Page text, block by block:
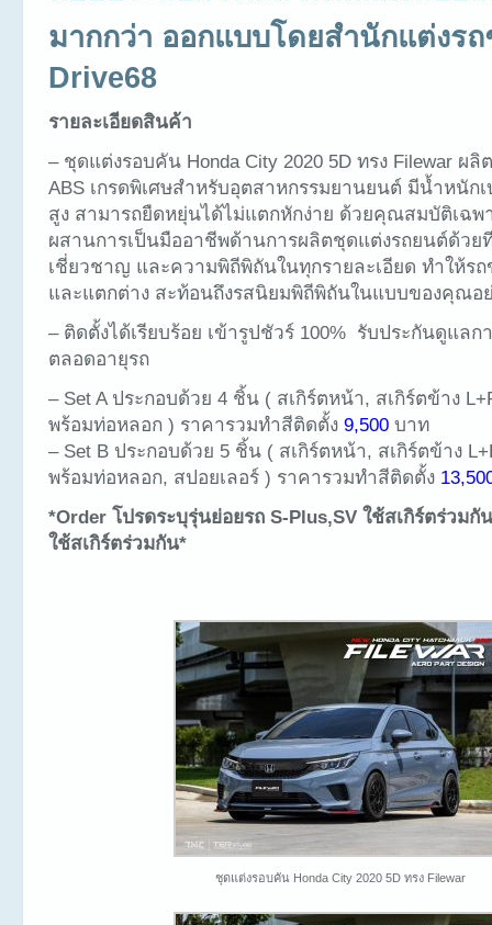
มากกว่า ออกแบบโดยสำนักแต่งร
Drive68
รายละเอียดสินค้า
– ชุดแต่งรอบคัน Honda City 2020 5D ทรง Filewar ผ
ABS เกรดพิเศษสำหรับอุตสาหกรรมยานยนต์ มีน้ำหนัก
สูง สามารถยืดหยุ่นได้ไม่แตกหักง่าย ด้วยคุณสมบัติเฉ
ผสานการเป็นมืออาชีพด้านการผลิตชุดแต่งรถยนต์ด้วย
เชี่ยวชาญ และความพิถีพิถันในทุกรายละเอียด ทำให้ร
และแตกต่าง สะท้อนถึงรสนิยมพิถีพิถันในแบบของคุณอ
– ติดตั้งได้เรียบร้อย เข้ารูปชัวร์ 100% รับประกันดูแลก
ตลอดอายุรถ
– Set A ประกอบด้วย 4 ชิ้น ( สเกิร์ตหน้า, สเกิร์ตข้าง
พร้อมท่อหลอก ) ราคารวมทำสีติดตั้ง 9,500 บาท
– Set B ประกอบด้วย 5 ชิ้น ( สเกิร์ตหน้า, สเกิร์ตข้าง
พร้อมท่อหลอก, สปอยเลอร์ ) ราคารวมทำสีติดตั้ง
*Order โปรดระบุรุ่นย่อยรถ S-Plus,SV ใช้สเกิร์ตร่วมกั
ใช้สเกิร์ตร่วมกัน*
ชุดแต่งรอบคัน Honda City 2020 5D ทรง Filewar